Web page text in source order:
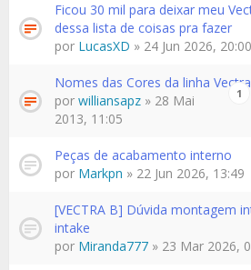
Ficou 30 mil para deixar meu
dessa lista de coisas pra fazer
por LucasXD » 24 Jun 2026, 20:00
Nomes das Cores da linha
1
por williansapz » 28 Mai
2013, 11:05
Peças de acabamento interno
por Markpn » 22 Jun 2026, 13:49
[VECTRA B] Dúvida montagem
intake
por Miranda777 » 23 Mar 2026,